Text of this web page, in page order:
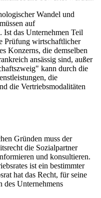
Wandel und
auf
Ist das Unternehmen Teil
Prüfung wirtschaftlicher
Konzerns, die demselben
ansässig sind, außer
kann durch die
die
die Vertriebsmodalitäten
Gründen muss der
die Sozialpartner
und konsultieren.
ist ein bestimmter
hat das Recht, für seine
des Unternehmens